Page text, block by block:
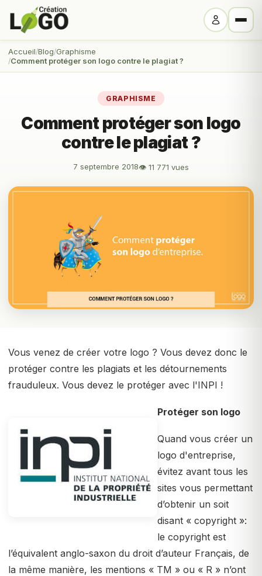
Accueil Blog Graphisme
Comment protéger son logo contre le plagiat ?
GRAPHISME
Comment protéger son logo
contre le plagiat ?
7 septembre 2018👁 11 771 vues
Vous venez de créer votre logo ? Vous devez donc le
protéger contre les plagiats et les détournements
frauduleux. Vous devez le protéger avec l'INPI !
Protéger son logo
Quand vous créer un
logo d'entreprise,
évitez avant tous les
sites vous permettant
d’obtenir un soit
disant « copyright »:
le copyright est
l’équivalent anglo-saxon du droit d’auteur Français, de
la même manière, les mentions « TM » ou « R » n’ont